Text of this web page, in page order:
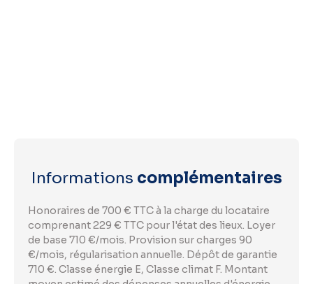
Informations complémentaires
Honoraires de 700 € TTC à la charge du locataire
comprenant 229 € TTC pour l'état des lieux. Loyer
de base 710 €/mois. Provision sur charges 90
€/mois, régularisation annuelle. Dépôt de garantie
710 €. Classe énergie E, Classe climat F. Montant